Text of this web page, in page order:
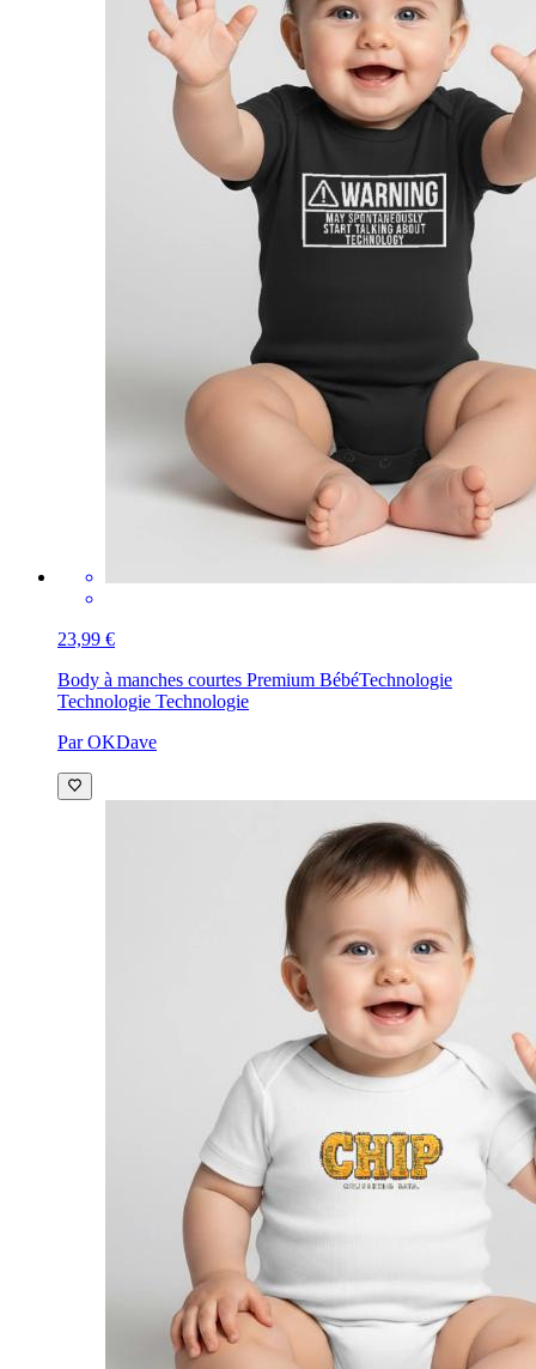
23,99 €
Body à manches courtes Premium BébéTechnologie
Technologie Technologie
Par OKDave